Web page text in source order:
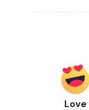
Love